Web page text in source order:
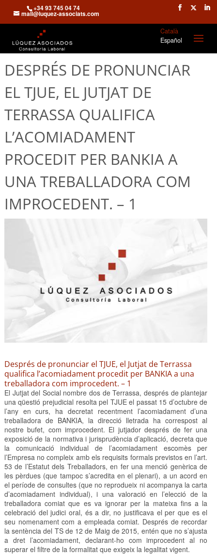
+34 93 745 04 74
mail@luquez-associats.com
Català
Español
DESPRÉS DE PRONUNCIAR
EL TJUE, EL JUTJAT DE
TERRASSA QUALIFICA
L’ACOMIADAMENT
PROCEDIT PER BANKIA A
UNA TREBALLADORA COM
IMPROCEDENT. – 1
Després de pronunciar el TJUE, el Jutjat de Terrassa
qualifica l’acomiadament procedit per BANKIA a una
treballadora com improcedent. – 1
El Jutjat del Social nombre dos de Terrassa, després de plantejar
una qüestió prejudicial resolta pel TJUE el passat 15 d’octubre de
l’any en curs, ha decretat recentment l’acomiadament d’una
treballadora de BANKIA, la direcció lletrada ha correspost al
nostre bufet, com improcedent. El jutjador després de fer una
exposició de la normativa i jurisprudència d’aplicació, decreta que
la comunicació individual de l’acomiadament escomès per
l’Empresa no compleix amb els requisits formals previstos en l’art.
53 de l’Estatut dels Treballadors, en fer una menció genèrica de
les pèrdues (que tampoc s’acredita en el plenari), a un acord en
el període de consultes (que no reprodueix ni acompanya la carta
d’acomiadament individual), i una valoració en l’elecció de la
treballadora comiat que es va ignorar per la mateixa fins a la
celebració del judici oral, és a dir, no justificava el per que es el
seu nomenament com a empleada comiat. Després de recordar
la sentència del TS de 12 de Maig de 2015, entén que no s’ajusta
a dret l’acomiadament, declarant-ho com improcedent al no
superar el filtre de la formalitat que exigeix ​​la legalitat vigent.